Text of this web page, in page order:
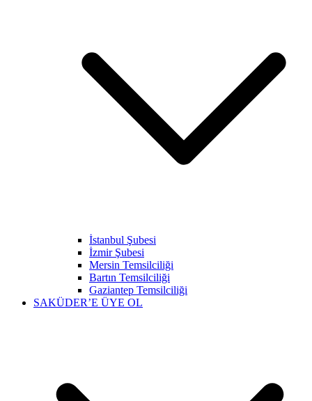
İstanbul Şubesi
İzmir Şubesi
Mersin Temsilciliği
Bartın Temsilciliği
Gaziantep Temsilciliği
SAKÜDER’E ÜYE OL